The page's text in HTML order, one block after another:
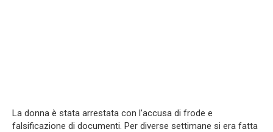
La donna è stata arrestata con l’accusa di frode e
falsificazione di documenti. Per diverse settimane si era fatta